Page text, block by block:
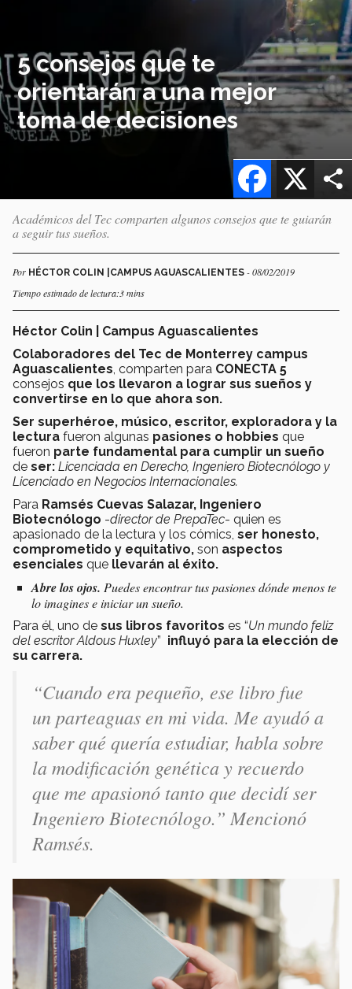
5 consejos que te
orientarán a una mejor
toma de decisiones
X
Facebook
Académicos del Tec comparten algunos consejos que te guiarán
a seguir tus sueños.
Por HÉCTOR COLIN |CAMPUS AGUASCALIENTES - 08/02/2019
Tiempo estimado de lectura:3 mins
Héctor Colin | Campus Aguascalientes
Colaboradores del Tec de Monterrey campus
Aguascalientes , comparten para CONECTA 5
consejos que los llevaron a lograr sus sueños y
convertirse en lo que ahora son.
Ser superhéroe, músico, escritor, exploradora y la
lectura fueron algunas pasiones o hobbies que
fueron parte fundamental para cumplir un sueño
de ser: Licenciada en Derecho, Ingeniero Biotecnólogo y
Licenciado en Negocios Internacionales.
Para Ramsés Cuevas Salazar, Ingeniero
Biotecnólogo -director de PrepaTec- quien es
apasionado de la lectura y los cómics, ser honesto,
comprometido y equitativo, son aspectos
esenciales que llevarán al éxito.
Abre los ojos. Puedes encontrar tus pasiones dónde menos te
lo imagines e iniciar un sueño.
Para él, uno de sus libros favoritos es “Un mundo feliz
del escritor Aldous Huxley” influyó para la elección de
su carrera.
“Cuando era pequeño, ese libro fue
un parteaguas en mi vida. Me ayudó a
saber qué quería estudiar, habla sobre
la modificación genética y recuerdo
que me apasionó tanto que decidí ser
Ingeniero Biotecnólogo.” Mencionó
Ramsés.